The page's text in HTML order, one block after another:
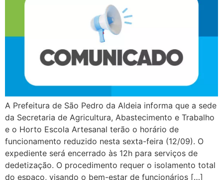
A Prefeitura de São Pedro da Aldeia informa que a sede
da Secretaria de Agricultura, Abastecimento e Trabalho
e o Horto Escola Artesanal terão o horário de
funcionamento reduzido nesta sexta-feira (12/09). O
expediente será encerrado às 12h para serviços de
dedetização. O procedimento requer o isolamento total
do espaço, visando o bem-estar de funcionários […]